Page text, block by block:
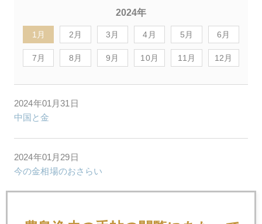
2024年
1月 2月 3月 4月 5月 6月
7月 8月 9月 10月 11月 12月
2024年01月31日
中国と金
2024年01月29日
今の金相場のおさらい